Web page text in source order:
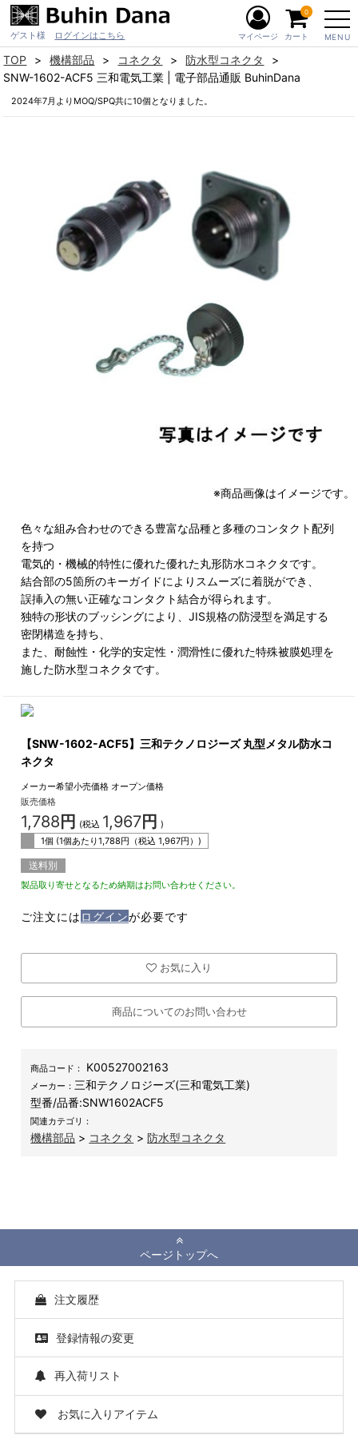
ゲスト様 ログインはこちら MENU
マイページ カート
0
TOP 機構部品 コネクタ
防水型コネクタ
SNW-1602-ACF5 三和電気工業 | 電子部品通販 BuhinDana
2024年7月よりMOQ/SPQ共に10個となりました。
※商品画像はイメージです。
色々な組み合わせのできる豊富な品種と多種のコンタクト配列
を持つ
電気的・機械的特性に優れた優れた丸形防水コネクタです。
結合部の5箇所のキーガイドによりスムーズに着脱ができ、
誤挿入の無い正確なコンタクト結合が得られます。
独特の形状のブッシングにより、JIS規格の防浸型を満足する
密閉構造を持ち、
また、耐蝕性・化学的安定性・潤滑性に優れた特殊被膜処理を
施した防水型コネクタです。
【SNW-1602-ACF5】三和テクノロジーズ 丸型メタル防水コ
ネクタ
メーカー希望小売価格 オープン価格
販売価格
1,788 円 (税込 1,967円 )
1個 (1個あたり1,788円（税込1,967円）)
送料別
製品取り寄せとなるため納期はお問い合わせください。
ご注文には ログインが必要です
お気に入り
商品についてのお問い合わせ
商品コード： K00527002163
メーカー：三和テクノロジーズ(三和電気工業)
型番/品番:SNW1602ACF5
関連カテゴリ：
機構部品 > コネクタ >防水型コネクタ
ページトップへ
注文履歴
登録情報の変更
再入荷リスト
お気に入りアイテム